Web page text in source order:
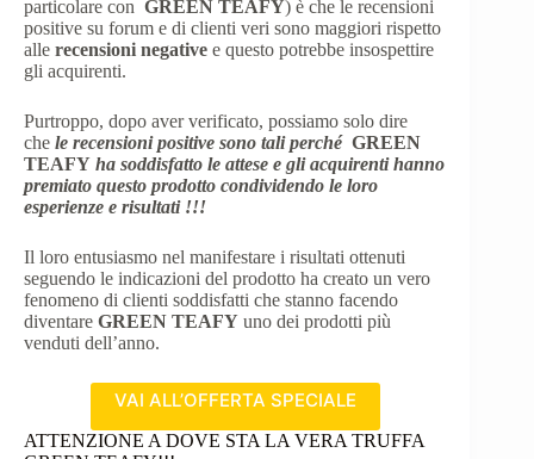
particolare con GREEN TEAFY) è che le recensioni
positive su forum e di clienti veri sono maggiori rispetto
alle recensioni negative e questo potrebbe insospettire
gli acquirenti.
Purtroppo, dopo aver verificato, possiamo solo dire
che le recensioni positive sono tali perché GREEN
TEAFY ha soddisfatto le attese e gli acquirenti hanno
premiato questo prodotto condividendo le loro
esperienze e risultati !!!
Il loro entusiasmo nel manifestare i risultati ottenuti
seguendo le indicazioni del prodotto ha creato un vero
fenomeno di clienti soddisfatti che stanno facendo
diventare GREEN TEAFY uno dei prodotti più
venduti dell’anno.
VAI ALL’OFFERTA SPECIALE
ATTENZIONE A DOVE STA LA VERA TRUFFA